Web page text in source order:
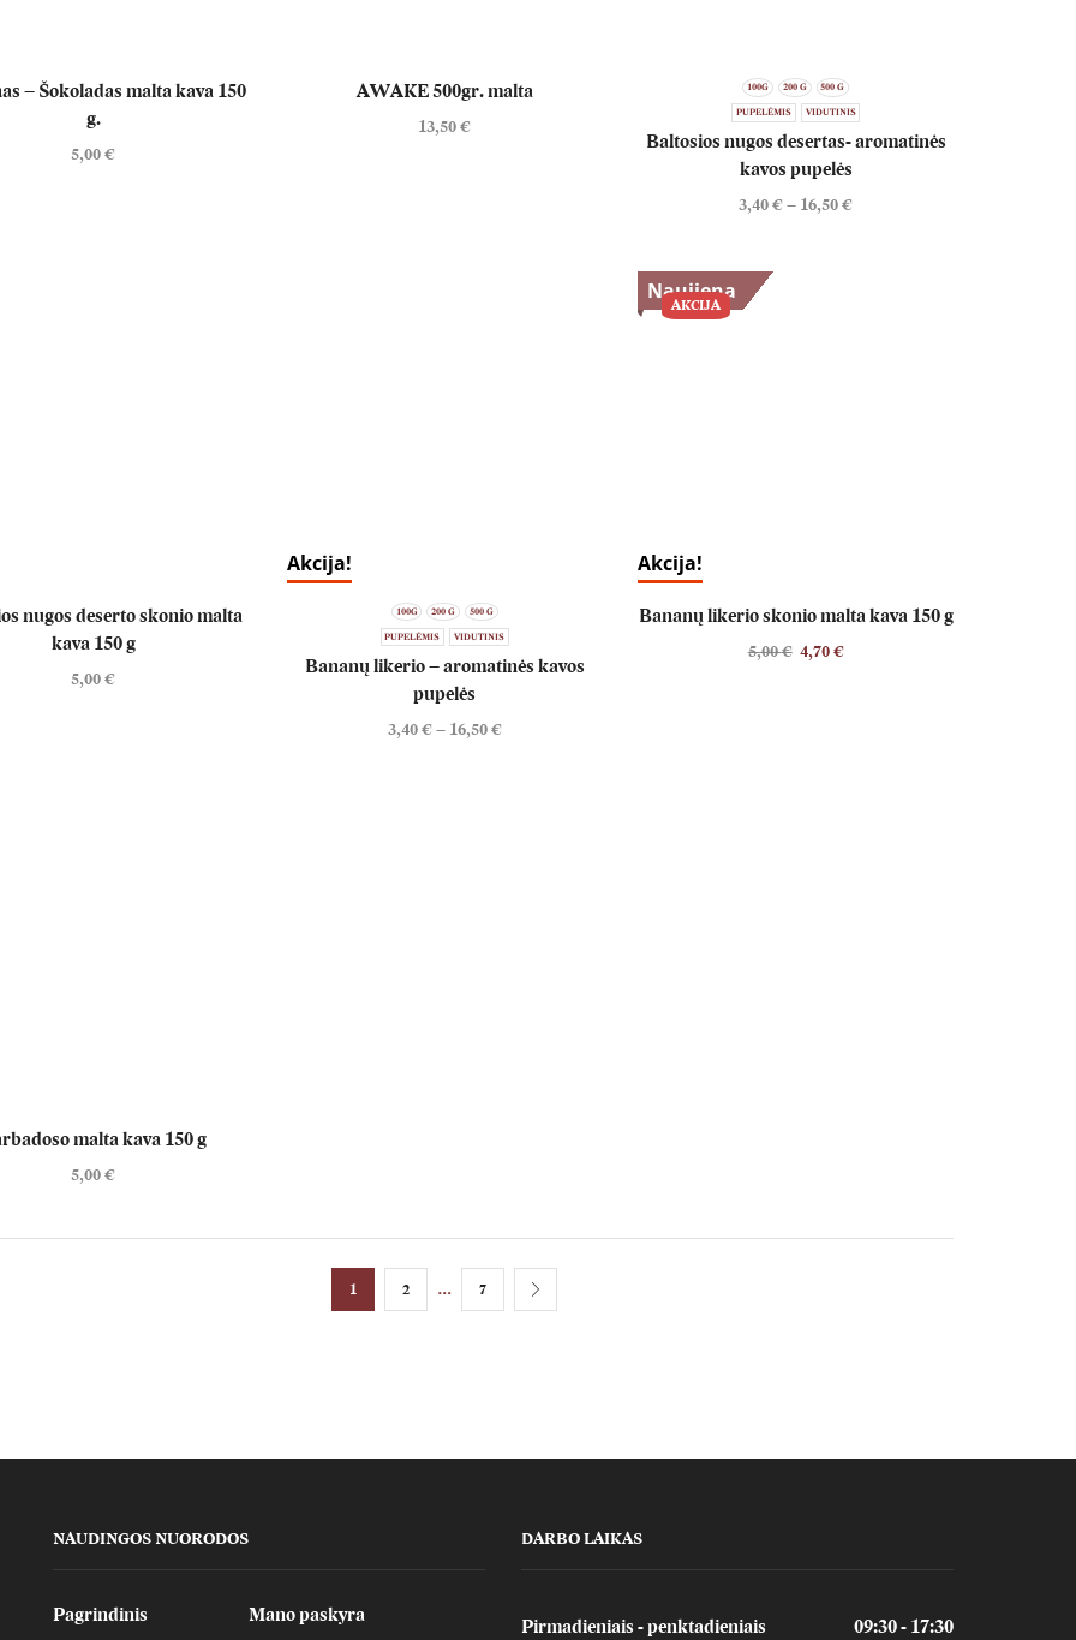
– Šokoladas malta kava 150
g.
5,00€
AWAKE 500gr. malta
13,50€
100G 200 G 500 G
PUPELĖMIS VIDUTINIS
Baltosios nugos desertas- aromatinės
kavos pupelės
3,40€ – 16,50€
nugos deserto skonio malta
kava 150 g
5,00€
Akcija!
100G 200 G 500 G
PUPELĖMIS VIDUTINIS
Bananų likerio – aromatinės kavos
pupelės
3,40€ – 16,50€
AKCIJA
Naujiena
Akcija!
Bananų likerio skonio malta kava 150 g
5,00€ 4,70€
malta kava 150 g
5,00€
1 2 … 7
NAUDINGOS NUORODOS
Pagrindinis Mano paskyra
DARBO LAIKAS
Pirmadieniais - penktadieniais 09:30 - 17:30